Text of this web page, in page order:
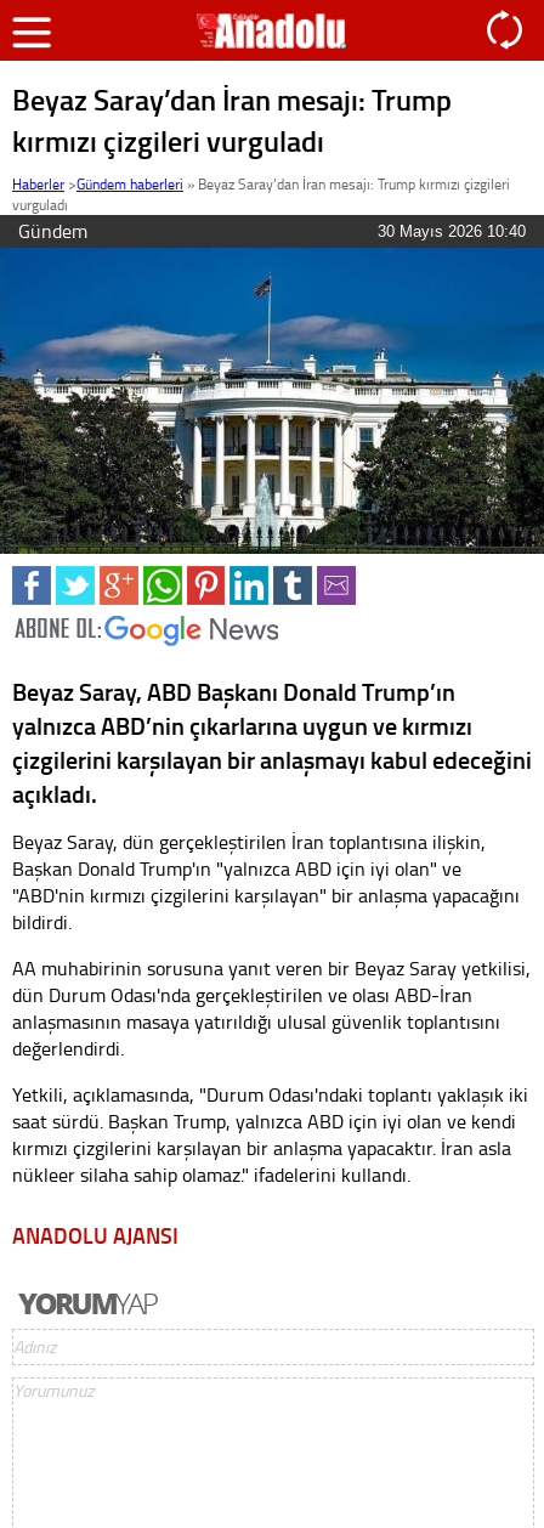
Beyaz Saray’dan İran mesajı: Trump
kırmızı çizgileri vurguladı
Haberler >Gündem haberleri » Beyaz Saray’dan İran mesajı: Trump kırmızı çizgileri
vurguladı
Gündem 30 Mayıs 2026 10:40
Beyaz Saray, ABD Başkanı Donald Trump’ın
yalnızca ABD’nin çıkarlarına uygun ve kırmızı
çizgilerini karşılayan bir anlaşmayı kabul edeceğini
açıkladı.
Beyaz Saray, dün gerçekleştirilen İran toplantısına ilişkin,
Başkan Donald Trump'ın "yalnızca ABD için iyi olan" ve
"ABD'nin kırmızı çizgilerini karşılayan" bir anlaşma yapacağını
bildirdi.
AA muhabirinin sorusuna yanıt veren bir Beyaz Saray yetkilisi,
dün Durum Odası'nda gerçekleştirilen ve olası ABD-İran
anlaşmasının masaya yatırıldığı ulusal güvenlik toplantısını
değerlendirdi.
Yetkili, açıklamasında, "Durum Odası'ndaki toplantı yaklaşık iki
saat sürdü. Başkan Trump, yalnızca ABD için iyi olan ve kendi
kırmızı çizgilerini karşılayan bir anlaşma yapacaktır. İran asla
nükleer silaha sahip olamaz." ifadelerini kullandı.
ANADOLU AJANSI